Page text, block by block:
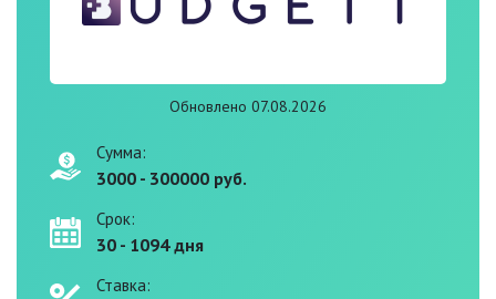
Обновлено 07.08.2026
Сумма:
3000 - 300000 руб.
Срок:
30 - 1094 дня
Ставка: